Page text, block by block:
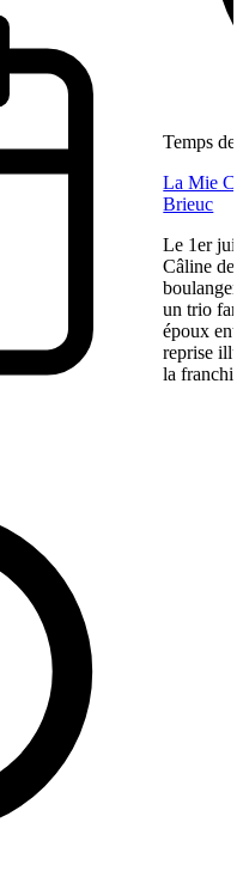
Temps de
La Mie
Brieuc
Le 1er
Câline de
un trio
époux
reprise
la